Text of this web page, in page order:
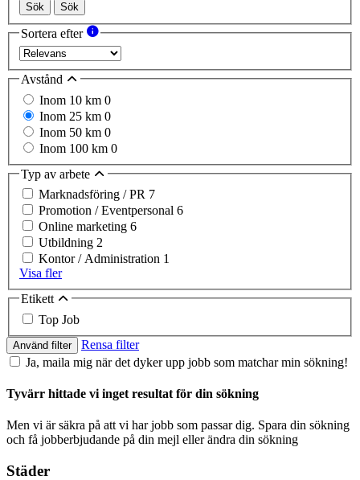
Sök Sök
Sortera efter
Avstånd
Inom 10 km 0
Inom 25 km 0
Inom 50 km 0
Inom 100 km 0
Typ av arbete
Marknadsföring / PR 7
Promotion / Eventpersonal 6
Online marketing 6
Utbildning 2
Kontor / Administration 1
Visa fler
Etikett
Top Job
Använd filter
Rensa filter
Ja, maila mig när det dyker upp jobb som matchar min sökning!
Tyvärr hittade vi inget resultat för din sökning
Men vi är säkra på att vi har jobb som passar dig. Spara din sökning
och få jobberbjudande på din mejl eller ändra din sökning
Städer